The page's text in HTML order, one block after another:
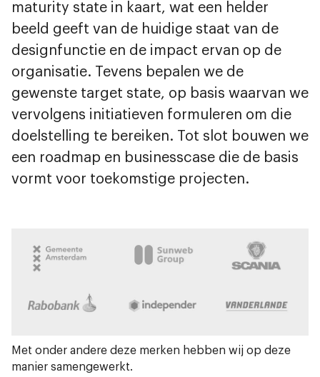
maturity state in kaart, wat een helder
beeld geeft van de huidige staat van de
designfunctie en de impact ervan op de
organisatie. Tevens bepalen we de
gewenste target state, op basis waarvan we
vervolgens initiatieven formuleren om die
doelstelling te bereiken. Tot slot bouwen we
een roadmap en businesscase die de basis
vormt voor toekomstige projecten.
Met onder andere deze merken hebben wij op deze
manier samengewerkt.